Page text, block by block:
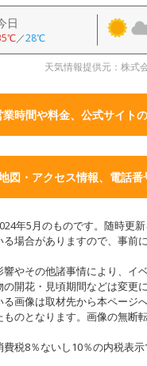
日
／28℃
天気情報提供元：株式
業時間や料金、公式サイトの
図・アクセス情報、電話番
年5月のものです。随時更
場合がありますので、事前
やその他諸事情により、イ
開花・見頃期間などは変更
画像は取材先から本ページ
ものとなります。画像の無断
税8％ないし10％の内税表示